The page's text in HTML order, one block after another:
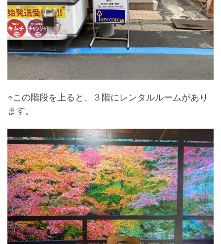
↑この階段を上ると、３階にレンタルルームがあり
ます。